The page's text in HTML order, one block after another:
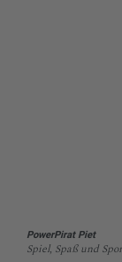
PowerPirat Piet
Spiel, Spaß und